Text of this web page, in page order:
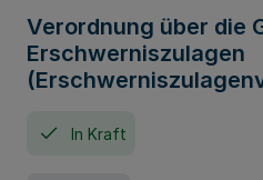
Verordnung über die
Erschwerniszulagen
In Kraft